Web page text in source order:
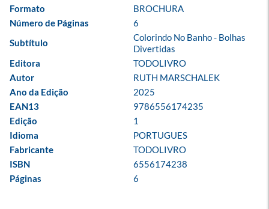
Formato
BROCHURA
Número de Páginas
6
Subtítulo
Colorindo No Banho - Bolhas
Divertidas
Editora
TODOLIVRO
Autor
RUTH MARSCHALEK
Ano da Edição
2025
EAN13
9786556174235
Edição
1
Idioma
PORTUGUES
Fabricante
TODOLIVRO
ISBN
6556174238
Páginas
6